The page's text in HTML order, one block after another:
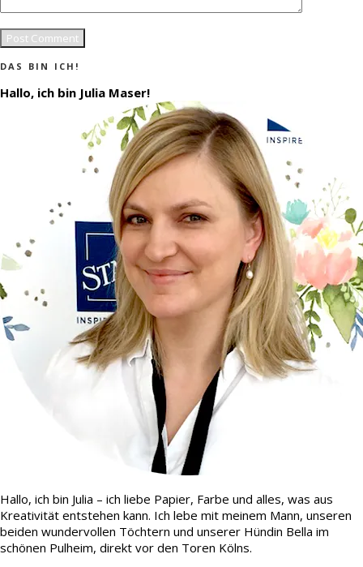
DAS BIN ICH!
Hallo, ich bin Julia Maser!
Hallo, ich bin Julia – ich liebe Papier, Farbe und alles, was aus
Kreativität entstehen kann. Ich lebe mit meinem Mann, unseren
beiden wundervollen Töchtern und unserer Hündin Bella im
schönen Pulheim, direkt vor den Toren Kölns.